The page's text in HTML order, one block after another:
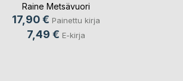
Raine Metsävuori
17,90 € Painettu kirja
7,49 € E-kirja